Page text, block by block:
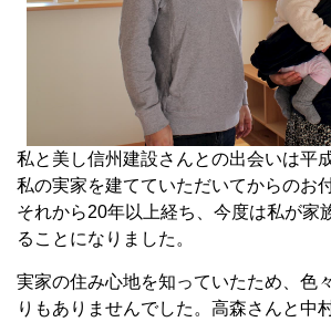
私と美し信州建設さんとの出会いは平
私の実家を建てていただいてからのお
それから20年以上経ち、今度は私が家
ることになりました。
実家の住み心地を知っていたため、色
りもありませんでした。高森さんと中